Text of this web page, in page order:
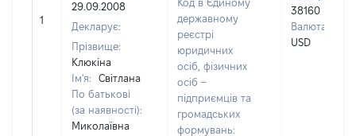
1
29.09.2008
Декларує:
Прізвище:
Клюкіна
Ім'я:
Світлана
По батькові
(за наявності):
Миколаївна
Код в Єдиному
державному
реєстрі
юридичних
осіб, фізичних
осіб –
підприємців та
громадських
формувань:
38160
Валюта:
USD